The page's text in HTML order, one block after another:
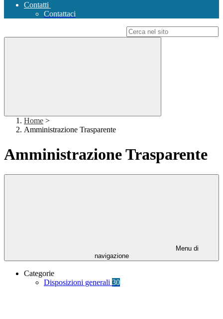
Contatti
Contattaci
Home >
Amministrazione Trasparente
Amministrazione Trasparente
Menu di
navigazione
Categorie
Disposizioni generali 30